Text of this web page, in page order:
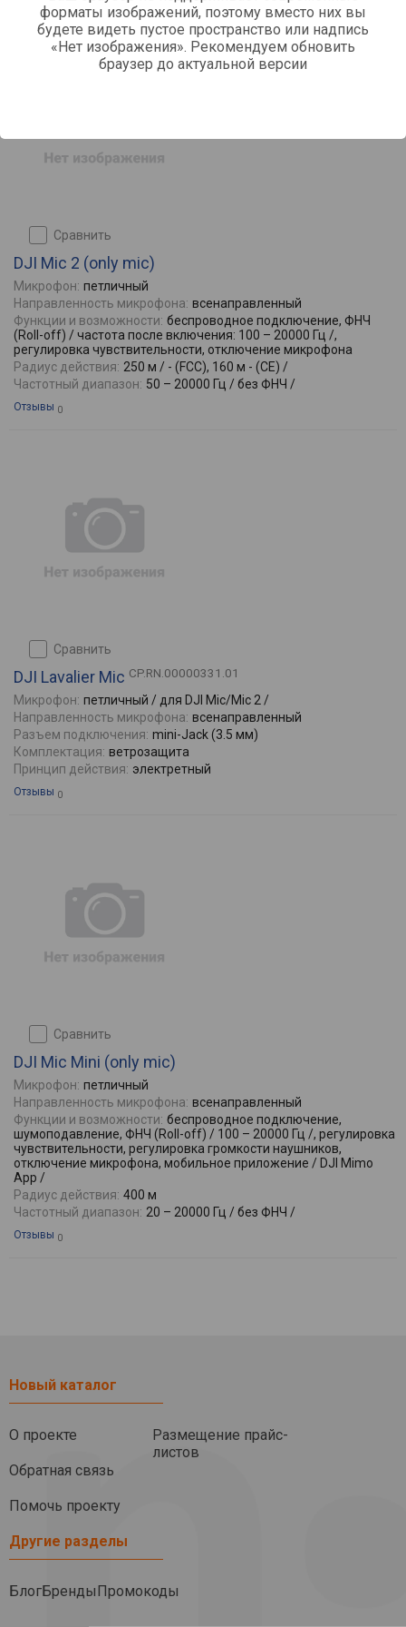
форматы изображений, поэтому вместо них вы
будете видеть пустое пространство или надпись
«Нет изображения». Рекомендуем обновить
браузер до актуальной версии
сравнить
DJI Mic 2 (only mic)
Микрофон: петличный
Направленность микрофона: всенаправленный
Функции и возможности: беспроводное подключение, ФНЧ
(Roll-off) / частота после включения: 100 – 20000 Гц /,
регулировка чувствительности, отключение микрофона
Радиус действия: 250 м / - (FCC), 160 м - (CE) /
Частотный диапазон: 50 – 20000 Гц / без ФНЧ /
Отзывы 0
сравнить
DJI Lavalier Mic CP.RN.00000331.01
Микрофон: петличный / для DJI Mic/Mic 2 /
Направленность микрофона: всенаправленный
Разъем подключения: mini-Jack (3.5 мм)
Комплектация: ветрозащита
Принцип действия: электретный
Отзывы 0
сравнить
DJI Mic Mini (only mic)
Микрофон: петличный
Направленность микрофона: всенаправленный
Функции и возможности: беспроводное подключение,
шумоподавление, ФНЧ (Roll-off) / 100 – 20000 Гц /, регулировка
чувствительности, регулировка громкости наушников,
отключение микрофона, мобильное приложение / DJI Mimo
App /
Радиус действия: 400 м
Частотный диапазон: 20 – 20000 Гц / без ФНЧ /
Отзывы 0
Новый каталог
О проекте
Обратная связь
Помочь проекту
Размещение прайс-
листов
Другие разделы
БлогБрендыПромокоды